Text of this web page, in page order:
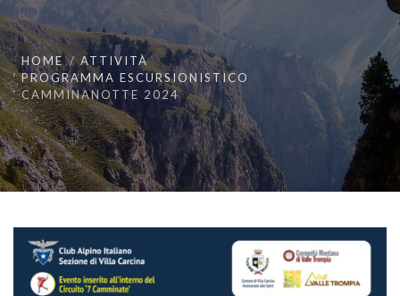
HOME
ATTIVITÀ
PROGRAMMA ESCURSIONISTICO
CAMMINANOTTE 2024